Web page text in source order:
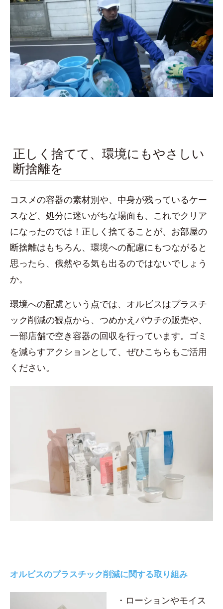
正しく捨てて、環境にもやさしい
断捨離を
コスメの容器の素材別や、中身が残っているケー
スなど、処分に迷いがちな場面も、これでクリア
になったのでは！正しく捨てることが、お部屋の
断捨離はもちろん、環境への配慮にもつながると
思ったら、俄然やる気も出るのではないでしょう
か。
環境への配慮という点では、オルビスはプラスチ
ック削減の観点から、つめかえパウチの販売や、
一部店舗で空き容器の回収を行っています。ゴミ
を減らすアクションとして、ぜひこちらもご活用
ください。
オルビスのプラスチック削減に関する取り組み
・ローションやモイス